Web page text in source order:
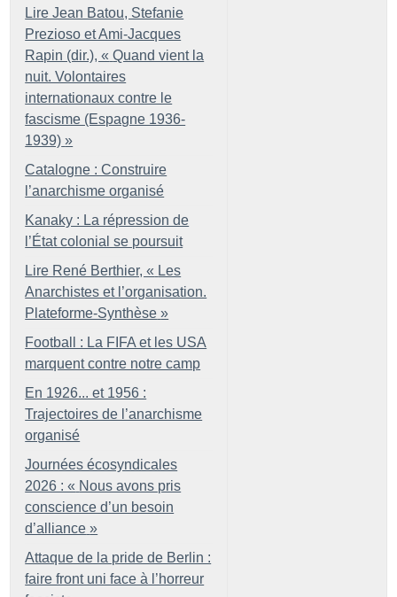
Lire Jean Batou, Stefanie
Prezioso et Ami-Jacques
Rapin (dir.), « Quand vient la
nuit. Volontaires
internationaux contre le
fascisme (Espagne 1936-
1939) »
Catalogne : Construire
l’anarchisme organisé
Kanaky : La répression de
l’État colonial se poursuit
Lire René Berthier, « Les
Anarchistes et l’organisation.
Plateforme-Synthèse »
Football : La FIFA et les USA
marquent contre notre camp
En 1926... et 1956 :
Trajectoires de l’anarchisme
organisé
Journées écosyndicales
2026 : « Nous avons pris
conscience d’un besoin
d’alliance »
Attaque de la pride de Berlin :
faire front uni face à l’horreur